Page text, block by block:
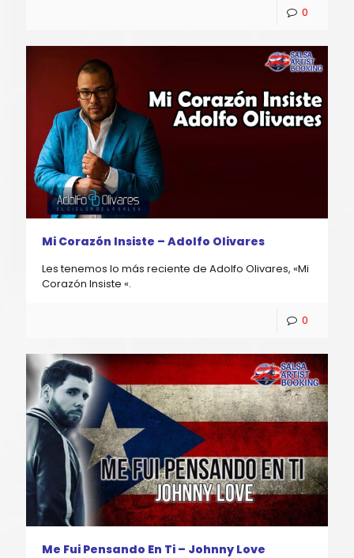
0
Mi Corazón Insiste – Adolfo Olivares
Les tenemos lo más reciente de Adolfo Olivares, «Mi
Corazón Insiste «.
0
Me Fui Pensando En Ti – Johnny Love